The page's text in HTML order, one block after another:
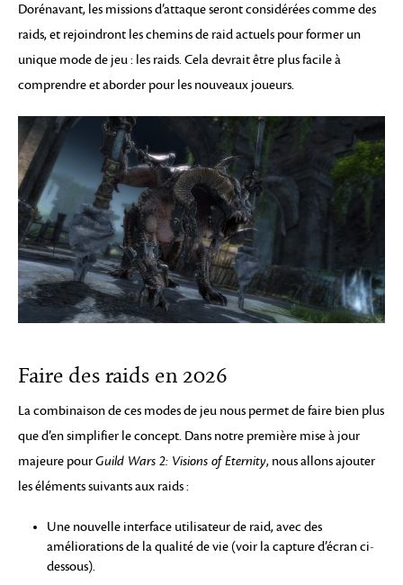
Dorénavant, les missions d’attaque seront considérées comme des
raids, et rejoindront les chemins de raid actuels pour former un
unique mode de jeu : les raids. Cela devrait être plus facile à
comprendre et aborder pour les nouveaux joueurs.
Faire des raids en 2026
La combinaison de ces modes de jeu nous permet de faire bien plus
que d’en simplifier le concept. Dans notre première mise à jour
majeure pourGuild Wars 2: Visions of Eternity, nous allons ajouter
les éléments suivants aux raids :
Une nouvelle interface utilisateur de raid, avec des
améliorations de la qualité de vie (voir la capture d’écran ci-
dessous).